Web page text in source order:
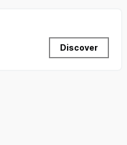
Discover